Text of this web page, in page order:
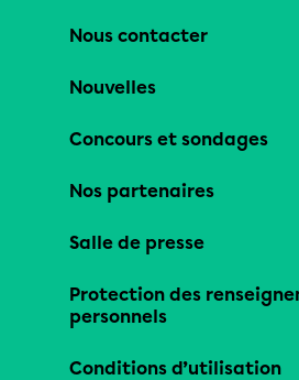
Nous contacter
Nouvelles
Concours et sondages
Nos partenaires
Salle de presse
Protection des
personnels
Conditions d’utilisation